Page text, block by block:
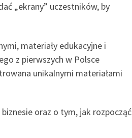
„ekrany” uczestników, by
materiały edukacyjne i
z pierwszych w Polsce
unikalnymi materiałami
oraz o tym, jak rozpocząć